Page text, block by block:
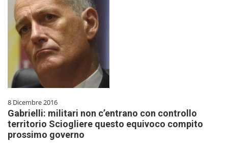
8 Dicembre 2016
Gabrielli: militari non c’entrano con controllo
territorio Sciogliere questo equivoco compito
prossimo governo